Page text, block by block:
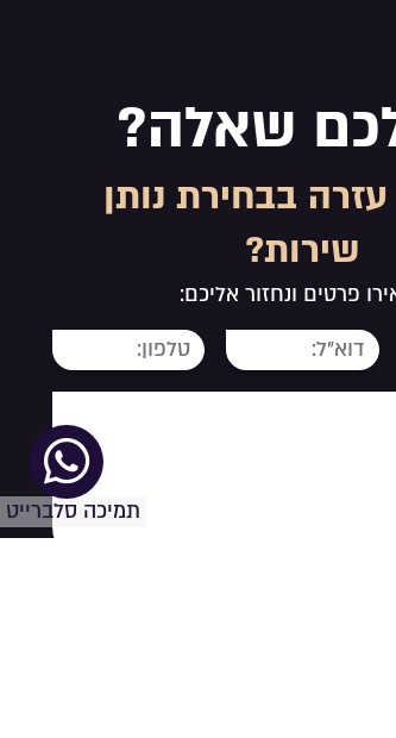
שאלה?
עזרה בבחירת נותן
שירות?
פרטים ונחזור אליכם:
תמיכה סלברייט